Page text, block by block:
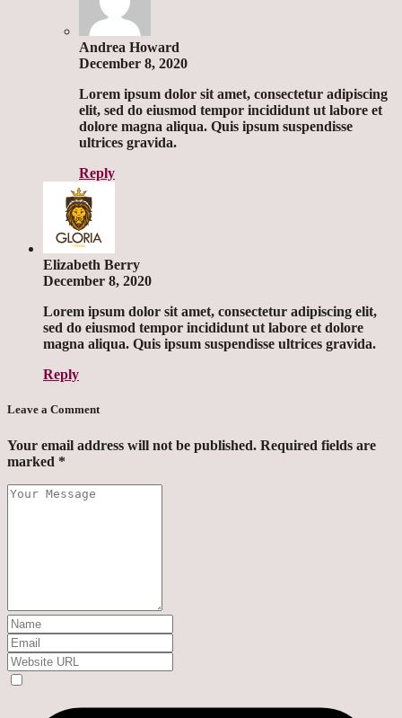
Andrea Howard
December 8, 2020
Lorem ipsum dolor sit amet, consectetur adipiscing
elit, sed do eiusmod tempor incididunt ut labore et
dolore magna aliqua. Quis ipsum suspendisse
ultrices gravida.
Reply
Elizabeth Berry
December 8, 2020
Lorem ipsum dolor sit amet, consectetur adipiscing elit,
sed do eiusmod tempor incididunt ut labore et dolore
magna aliqua. Quis ipsum suspendisse ultrices gravida.
Reply
Leave a Comment
Your email address will not be published. Required fields are
marked *